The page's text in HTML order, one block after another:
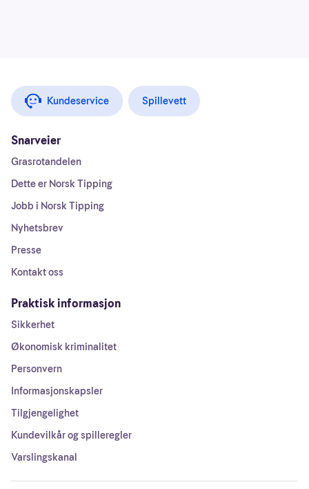
Kundeservice Spillevett
Snarveier
Grasrotandelen
Dette er Norsk Tipping
Jobb i Norsk Tipping
Nyhetsbrev
Presse
Kontakt oss
Praktisk informasjon
Sikkerhet
Økonomisk kriminalitet
Personvern
Informasjonskapsler
Tilgjengelighet
Kundevilkår og spilleregler
Varslingskanal